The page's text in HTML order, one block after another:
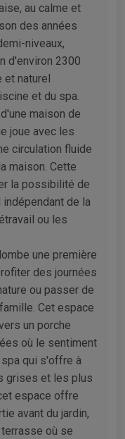
au calme et
des années
niveaux,
d'environ 2300
naturel
et du spa.
maison de
joue avec les
circulation fluide
maison. Cette
la possibilité de
de la
ou les
une première
des journées
ou passer de
Cet espace
un porche
où le sentiment
qui s'offre à
grises et les plus
espace offre
avant du jardin,
où se